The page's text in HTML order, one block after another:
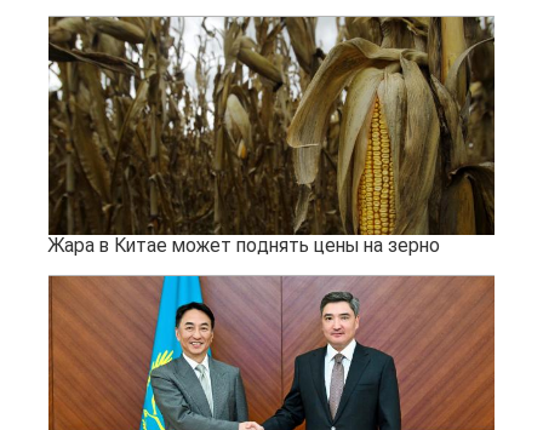
Жара в Китае может поднять цены на зерно